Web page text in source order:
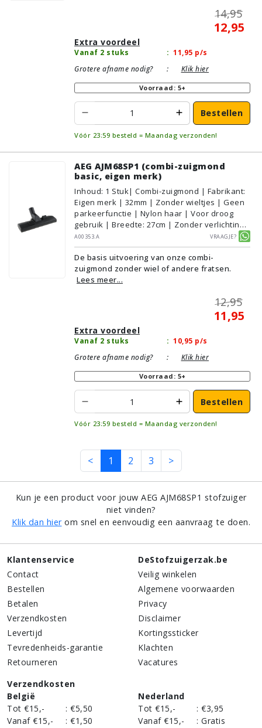
14,95
12,95
Extra voordeel
Vanaf 2 stuks : 11,95 p/s
Grotere afname nodig?
: Klik hier
Voorraad: 5+
Bestellen
Vóór 23:59 besteld = Maandag verzonden!
AEG AJM68SP1 (combi-zuigmond
basic, eigen merk)
Inhoud: 1 Stuk| Combi-zuigmond | Fabrikant:
Eigen merk | 32mm | Zonder wieltjes | Geen
parkeerfunctie | Nylon haar | Voor droog
gebruik | Breedte: 27cm | Zonder verlichting |
Zonder kliksysteem | Zwart | Alternatief |
Geschikt voor vloertype: Plavuizen/Tegels,
Parket/Laminaat, PVC/Vinyl,
Tapijt/Vloerbedekking
A00353.A Vraagje?
De basis uitvoering van onze combi-
zuigmond zonder wiel of andere fratsen.
Lees meer...
12,95
11,95
Extra voordeel
Vanaf 2 stuks : 10,95 p/s
Grotere afname nodig?
: Klik hier
Voorraad: 5+
Bestellen
Vóór 23:59 besteld = Maandag verzonden!
< 1 2 3 >
Kun je een product voor jouw AEG AJM68SP1 stofzuiger
niet vinden?
Klik dan hierom snel en eenvoudig een aanvraag te doen.
Klantenservice
Contact
Bestellen
Betalen
Verzendkosten
Levertijd
Tevredenheids-garantie
Retourneren
DeStofzuigerzak.be
Veilig winkelen
Algemene voorwaarden
Privacy
Disclaimer
Kortingssticker
Klachten
Vacatures
Verzendkosten
België
Tot €15,-
: €5,50
Vanaf €15,-
: €1,50
Nederland
Tot €15,-
: €3,95
Vanaf €15,-
: Gratis